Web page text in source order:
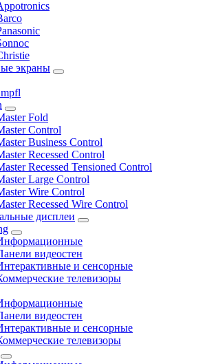
экраны
Fold
Control
Business Control
Recessed Control
Recessed Tensioned Control
Large Control
Wire Control
Recessed Wire Control
дисплеи
видеостен
и сенсорные
телевизоры
видеостен
и сенсорные
телевизоры